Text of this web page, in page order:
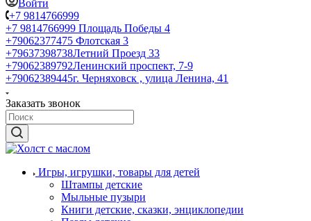
Войти
+7 9814766999
+7 9814766999 Площадь Победы 4
+79062377475 Флотская 3
+79637398738Летний Проезд 33
+79062389792Ленинский проспект, 7-9
+79062389445г. Черняховск , улица Ленина, 41
Заказать звонок
Игры, игрушки, товары для детей
Штампы детские
Мыльные пузыри
Книги детские, сказки, энциклопедии